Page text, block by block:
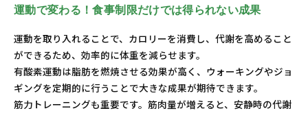
運動で変わる！食事制限だけでは得られない成果
運動を取り入れることで、カロリーを消費し、代謝を高めること
ができるため、効率的に体重を減らせます。
有酸素運動は脂肪を燃焼させる効果が高く、ウォーキングやジョ
ギングを定期的に行うことで大きな成果が期待できます。
筋力トレーニングも重要です。筋肉量が増えると、安静時の代謝